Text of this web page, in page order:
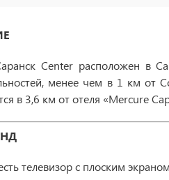
Center расположен в
менее чем в 1 км
в 3,6 км от отеля «Mercure
телевизор с плоским